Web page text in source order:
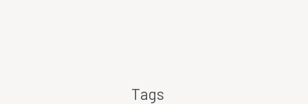
Tags